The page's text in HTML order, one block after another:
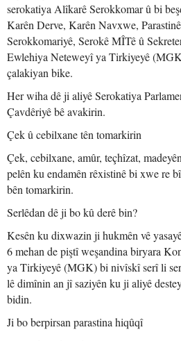
serokatiya Alîkarê Serokkomar û bi
Karên Derve, Karên Navxwe,
Serokkomariyê, Serokê MÎTê û
Ewlehiya Neteweyî ya Tirkiyeyê
çalakiyan bike.
Her wiha dê ji aliyê Serokatiya
Çavdêriyê bê avakirin.
Çek û cebilxane tên tomarkirin
Çek, cebilxane, amûr, teçhîzat,
pelên ku endamên rêxistinê bi xwe re
bên tomarkirin.
Serlêdan dê ji bo kû derê bin?
Kesên ku dixwazin ji hukmên vê
6 mehan de piştî weşandina biryara
ya Tirkiyeyê (MGK) bi nivîskî serî li
lê dimînin an jî saziyên ku ji aliyê
bidin.
Ji bo berpirsan parastina hiqûqî